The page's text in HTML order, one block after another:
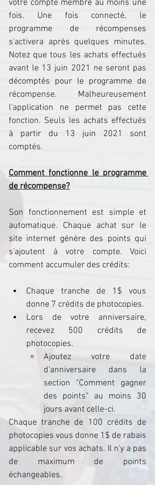
votre compte membre au moins une
fois. Une fois connecté, le
programme de récompenses
s'activera après quelques minutes.
Notez que tous les achats effectués
avant le 13 juin 2021 ne seront pas
décomptés pour le programme de
récompense. Malheureusement
l'application ne permet pas cette
fonction. Seuls les achats effectués
à partir du 13 juin 2021 sont
comptés.
Comment fonctionne le programme
de récompense?
Son fonctionnement est simple et
automatique. Chaque achat sur le
site internet génère des points qui
s'ajoutent à votre compte. Voici
comment accumuler des crédits:
Chaque tranche de 1$ vous
donne 7 crédits de photocopies.
Lors de votre anniversaire,
recevez 500 crédits de
photocopies.
Ajoutez votre date
d'anniversaire dans la
section "Comment gagner
des points" au moins 30
jours avant celle-ci.
Chaque tranche de 100 crédits de
photocopies vous donne 1$ de rabais
applicable sur vos achats. Il n'y a pas
de maximum de points
échangeables.